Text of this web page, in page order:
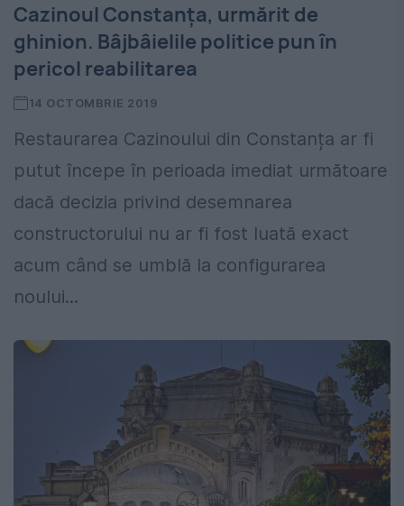
Cazinoul Constanța, urmărit de
ghinion. Bâjbâielile politice pun în
pericol reabilitarea
14 OCTOMBRIE 2019
Restaurarea Cazinoului din Constanța ar fi
putut începe în perioada imediat următoare
dacă decizia privind desemnarea
constructorului nu ar fi fost luată exact
acum când se umblă la configurarea
noului...